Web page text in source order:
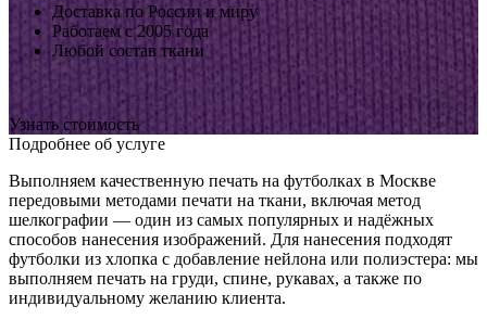
Доставка по России и миру
Работаем с 2005 года
Любой состав ткани
Узнать стоимость
Подробнее об услуге
Выполняем качественную печать на футболках в Москве
передовыми методами печати на ткани, включая метод
шелкографии — один из самых популярных и надёжных
способов нанесения изображений. Для нанесения подходят
футболки из хлопка с добавление нейлона или полиэстера: мы
выполняем печать на груди, спине, рукавах, а также по
индивидуальному желанию клиента.